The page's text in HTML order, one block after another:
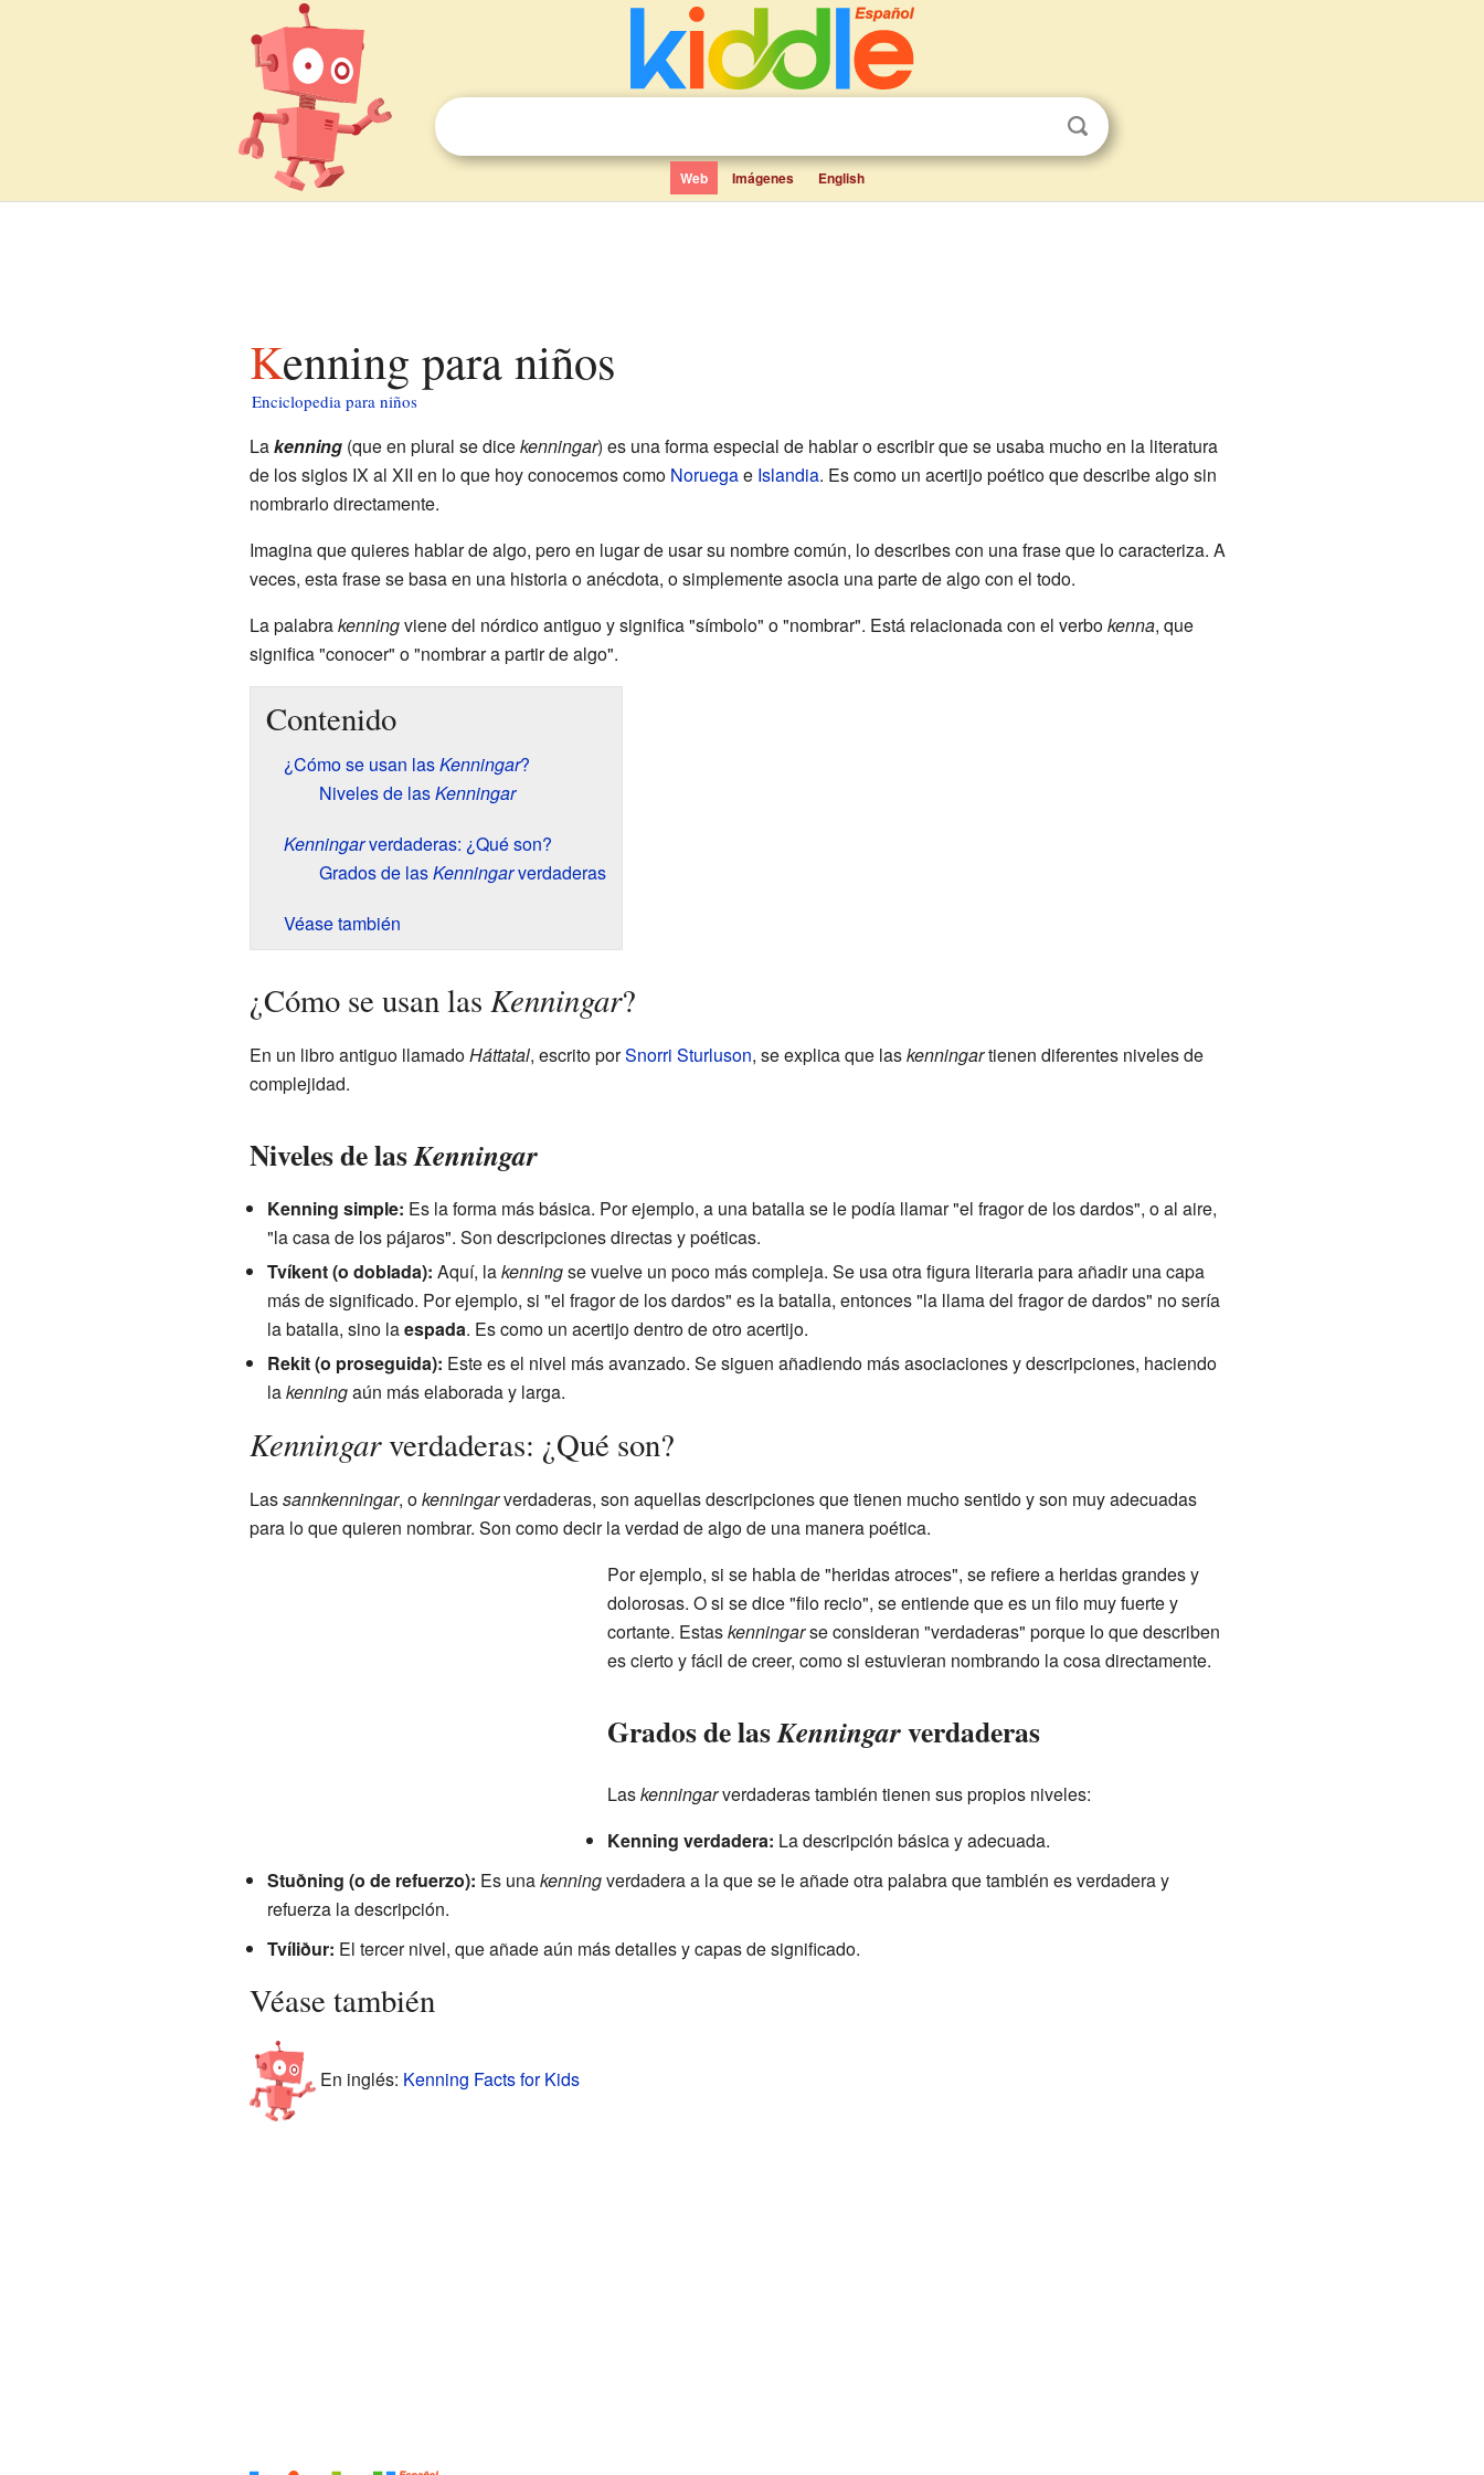
Web Imágenes English
Kenning para niños
Enciclopedia para niños
Lakenning(que en plural se dicekenningar) es una forma especial de hablar o escribir que se usaba mucho en la literatura
de los siglos IX al XII en lo que hoy conocemos como Noruegae Islandia. Es como un acertijo poético que describe algo sin
nombrarlo directamente.
Imagina que quieres hablar de algo, pero en lugar de usar su nombre común, lo describes con una frase que lo caracteriza. A
veces, esta frase se basa en una historia o anécdota, o simplemente asocia una parte de algo con el todo.
La palabrakenningviene del nórdico antiguo y significa "símbolo" o "nombrar". Está relacionada con el verbokenna, que
significa "conocer" o "nombrar a partir de algo".
Contenido
¿Cómo se usan lasKenningar?
Niveles de lasKenningar
Kenningarverdaderas: ¿Qué son?
Grados de lasKenningarverdaderas
Véase también
¿Cómo se usan las Kenningar?
En un libro antiguo llamadoHáttatal, escrito porSnorri Sturluson, se explica que laskenningartienen diferentes niveles de
complejidad.
Niveles de lasKenningar
Kenning simple: Es la forma más básica. Por ejemplo, a una batalla se le podía llamar "el fragor de los dardos", o al aire,
"la casa de los pájaros". Son descripciones directas y poéticas.
Tvíkent (o doblada): Aquí, lakenningse vuelve un poco más compleja. Se usa otra figura literaria para añadir una capa
más de significado. Por ejemplo, si "el fragor de los dardos" es la batalla, entonces "la llama del fragor de dardos" no sería
la batalla, sino laespada. Es como un acertijo dentro de otro acertijo.
Rekit (o proseguida): Este es el nivel más avanzado. Se siguen añadiendo más asociaciones y descripciones, haciendo
lakenningaún más elaborada y larga.
Kenningarverdaderas: ¿Qué son?
Lassannkenningar, okenningarverdaderas, son aquellas descripciones que tienen mucho sentido y son muy adecuadas
para lo que quieren nombrar. Son como decir la verdad de algo de una manera poética.
Por ejemplo, si se habla de "heridas atroces", se refiere a heridas grandes y
dolorosas. O si se dice "filo recio", se entiende que es un filo muy fuerte y
cortante. Estaskenningarse consideran "verdaderas" porque lo que describen
es cierto y fácil de creer, como si estuvieran nombrando la cosa directamente.
Grados de lasKenningarverdaderas
Laskenningarverdaderas también tienen sus propios niveles:
Kenning verdadera: La descripción básica y adecuada.
Stuðning (o de refuerzo): Es unakenningverdadera a la que se le añade otra palabra que también es verdadera y
refuerza la descripción.
Tvíliður: El tercer nivel, que añade aún más detalles y capas de significado.
Véase también
En inglés: Kenning Facts for Kids